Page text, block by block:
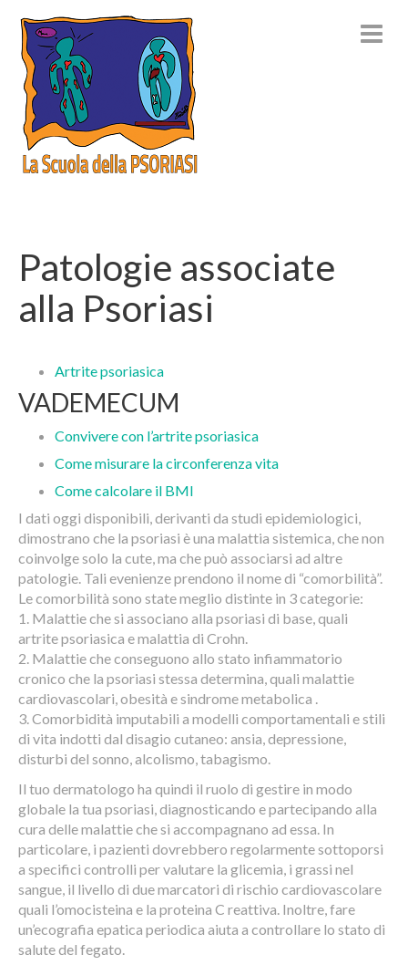
Patologie associate
alla Psoriasi
Artrite psoriasica
VADEMECUM
Convivere con l’artrite psoriasica
Come misurare la circonferenza vita
Come calcolare il BMI
I dati oggi disponibili, derivanti da studi epidemiologici,
dimostrano che la psoriasi è una malattia sistemica, che non
coinvolge solo la cute, ma che può associarsi ad altre
patologie. Tali evenienze prendono il nome di “comorbilità”.
Le comorbilità sono state meglio distinte in 3 categorie:
1. Malattie che si associano alla psoriasi di base, quali
artrite psoriasica e malattia di Crohn.
2. Malattie che conseguono allo stato infiammatorio
cronico che la psoriasi stessa determina, quali malattie
cardiovascolari, obesità e sindrome metabolica .
3. Comorbidità imputabili a modelli comportamentali e stili
di vita indotti dal disagio cutaneo: ansia, depressione,
disturbi del sonno, alcolismo, tabagismo.
Il tuo dermatologo ha quindi il ruolo di gestire in modo
globale la tua psoriasi, diagnosticando e partecipando alla
cura delle malattie che si accompagnano ad essa. In
particolare, i pazienti dovrebbero regolarmente sottoporsi
a specifici controlli per valutare la glicemia, i grassi nel
sangue, il livello di due marcatori di rischio cardiovascolare
quali l’omocisteina e la proteina C reattiva. Inoltre, fare
un’ecografia epatica periodica aiuta a controllare lo stato di
salute del fegato.